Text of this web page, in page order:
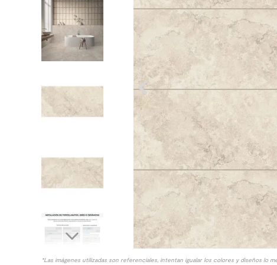
8. receptaculo
9
10. columna ducha
*Las imágenes utilizadas son referenciales, intentan igualar los colores y diseños lo